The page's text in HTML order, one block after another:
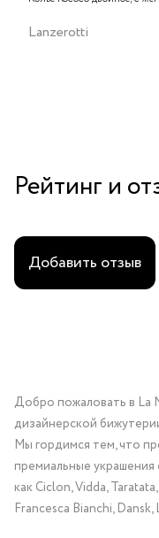
Lanzerotti
Рейтинг и
Добавить отзыв
Добро пожаловать в La
дизайнерской
Мы гордимся тем, что
премиальные
как Ciclon, Vidda,
Francesca Bianchi,